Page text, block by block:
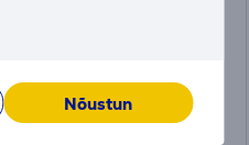
Nõustun
.99 €